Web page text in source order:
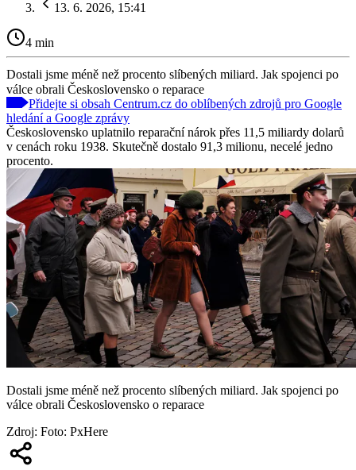
13. 6. 2026, 15:41
4 min
Dostali jsme méně než procento slíbených miliard. Jak spojenci po
válce obrali Československo o reparace
Přidejte si obsah Centrum.cz do oblíbených zdrojů pro Google
hledání a Google zprávy
Československo uplatnilo reparační nárok přes 11,5 miliardy dolarů
v cenách roku 1938. Skutečně dostalo 91,3 milionu, necelé jedno
procento.
Dostali jsme méně než procento slíbených miliard. Jak spojenci po
válce obrali Československo o reparace
Zdroj: Foto: PxHere